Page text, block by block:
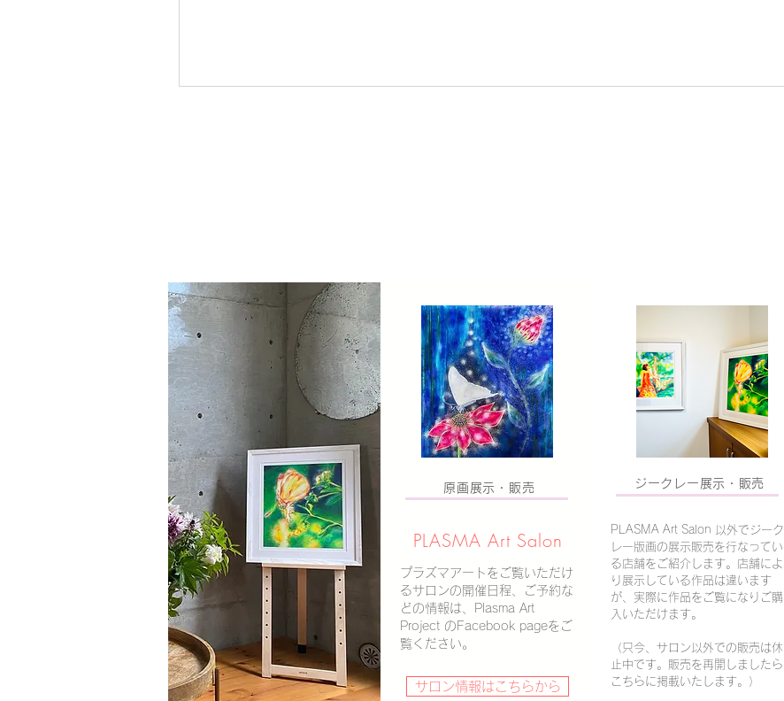
PLASMA ART LINE公式アカウント
PLASMA ARTに関する展示会、イベント、サロンのご案内
などの情報を『LINE公式アカウント』にて発信していま
す。​是非ご登録ください。
​ID:@101clbzy
原画展示・販売
PLASMA ​Art Salon
プラズマアートをご覧いただけ
るサロンの ​開催日程、ご予約な
どの情報は、Plasma Art
Project のFacebook pageをご
覧ください。
サロン情報はこちらから
ジークレー展示・販売
PLASMA Art Salon 以外でジーク
レー版画の展示販売を行なってい
る店舗をご紹介します。店舗によ
り展示している作品は違います
が、実際に作品をご覧になりご購
入いただけます。
（只今、サロン以外での販売は休
止中です。販売を再開しましたら
こちらに掲載いたします。）